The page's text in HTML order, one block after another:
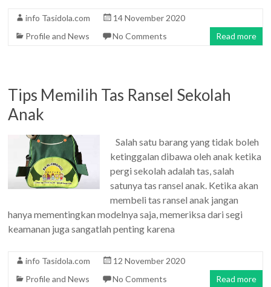
info Tasidola.com
14 November 2020
Profile and News
No Comments Read more
Tips Memilih Tas Ransel Sekolah
Anak
Salah satu barang yang tidak boleh
ketinggalan dibawa oleh anak ketika
pergi sekolah adalah tas, salah
satunya tas ransel anak. Ketika akan
membeli tas ransel anak jangan
hanya mementingkan modelnya saja, memeriksa dari segi
keamanan juga sangatlah penting karena
info Tasidola.com
12 November 2020
Profile and News
No Comments Read more